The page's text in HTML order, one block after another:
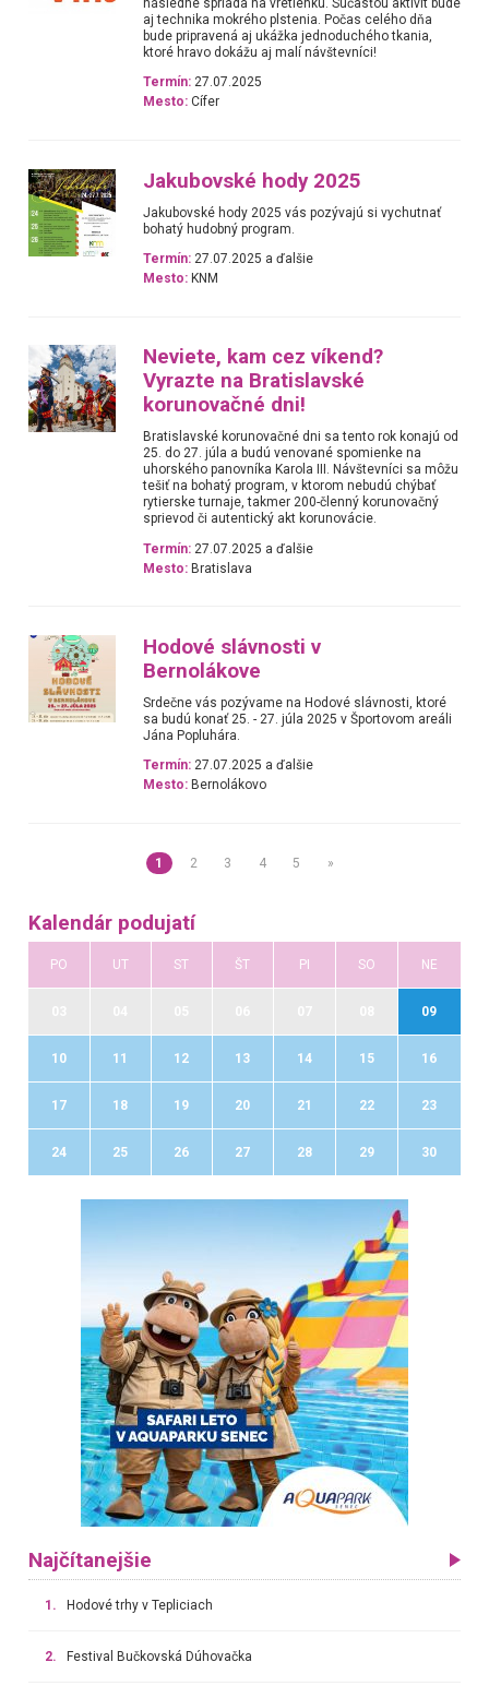
následne spriada na vretienku. Súčasťou aktivít bude
aj technika mokrého plstenia. Počas celého dňa
bude pripravená aj ukážka jednoduchého tkania,
ktoré hravo dokážu aj malí návštevníci!
Termín: 27.07.2025
Mesto: Cífer
Jakubovské hody 2025
Jakubovské hody 2025 vás pozývajú si vychutnať
bohatý hudobný program.
Termín: 27.07.2025 a ďalšie
Mesto: KNM
Neviete, kam cez víkend?
Vyrazte na Bratislavské
korunovačné dni!
Bratislavské korunovačné dni sa tento rok konajú od
25. do 27. júla a budú venované spomienke na
uhorského panovníka Karola III. Návštevníci sa môžu
tešiť na bohatý program, v ktorom nebudú chýbať
rytierske turnaje, takmer 200-členný korunovačný
sprievod či autentický akt korunovácie.
Termín: 27.07.2025 a ďalšie
Mesto: Bratislava
Hodové slávnosti v
Bernolákove
Srdečne vás pozývame na Hodové slávnosti, ktoré
sa budú konať 25. - 27. júla 2025 v Športovom areáli
Jána Popluhára.
Termín: 27.07.2025 a ďalšie
Mesto: Bernolákovo
1 2 3 4 5 »
Kalendár podujatí
PO UT ST ŠT PI SO NE
09
10 11 12 13 14 15 16
17 18 19 20 21 22 23
24 25 26 27 28 29 30
Najčítanejšie
1. Hodové trhy v Tepliciach
2. Festival Bučkovská Dúhovačka